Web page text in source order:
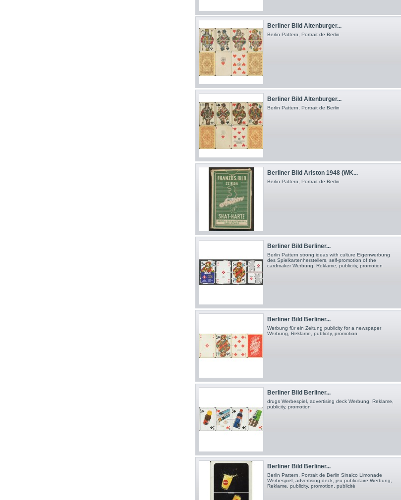
Berliner Bild Altenburger...
Berlin Pattern, Portrait de Berlin
Berliner Bild Altenburger...
Berlin Pattern, Portrait de Berlin
Berliner Bild Ariston 1948 (WK...
Berlin Pattern, Portrait de Berlin
Berliner Bild Berliner...
Berlin Pattern strong ideas with culture Eigenwerbung
des Spielkartenherstellers, self-promotion of the
cardmaker Werbung, Reklame, publicity, promotion
Berliner Bild Berliner...
Werbung für ein Zeitung publicity for a newspaper
Werbung, Reklame, publicity, promotion
Berliner Bild Berliner...
drugs Werbespiel, advertising deck Werbung, Reklame,
publicity, promotion
Berliner Bild Berliner...
Berlin Pattern, Portrait de Berlin Sinalco Limonade
Werbespiel, advertising deck, jeu publicitaire Werbung,
Reklame, publicity, promotion, publicité